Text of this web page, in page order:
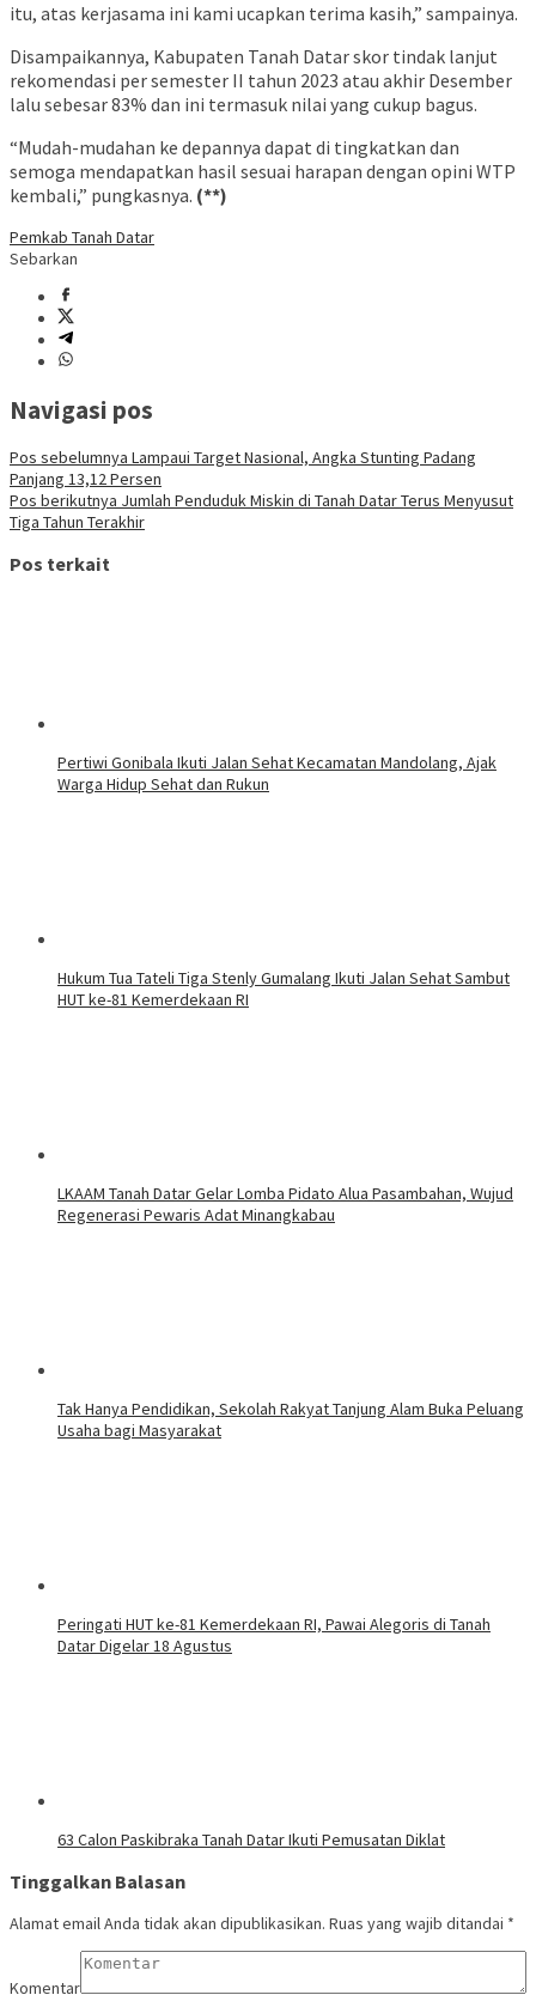
itu, atas kerjasama ini kami ucapkan terima kasih,” sampainya.
Disampaikannya, Kabupaten Tanah Datar skor tindak lanjut
rekomendasi per semester II tahun 2023 atau akhir Desember
lalu sebesar 83% dan ini termasuk nilai yang cukup bagus.
“Mudah-mudahan ke depannya dapat di tingkatkan dan
semoga mendapatkan hasil sesuai harapan dengan opini WTP
kembali,” pungkasnya. (**)
Pemkab Tanah Datar
Sebarkan
Navigasi pos
Pos sebelumnya Lampaui Target Nasional, Angka Stunting Padang
Panjang 13,12 Persen
Pos berikutnya Jumlah Penduduk Miskin di Tanah Datar Terus Menyusut
Tiga Tahun Terakhir
Pos terkait
Pertiwi Gonibala Ikuti Jalan Sehat Kecamatan Mandolang, Ajak
Warga Hidup Sehat dan Rukun
Hukum Tua Tateli Tiga Stenly Gumalang Ikuti Jalan Sehat Sambut
HUT ke-81 Kemerdekaan RI
LKAAM Tanah Datar Gelar Lomba Pidato Alua Pasambahan, Wujud
Regenerasi Pewaris Adat Minangkabau
Tak Hanya Pendidikan, Sekolah Rakyat Tanjung Alam Buka Peluang
Usaha bagi Masyarakat
Peringati HUT ke-81 Kemerdekaan RI, Pawai Alegoris di Tanah
Datar Digelar 18 Agustus
63 Calon Paskibraka Tanah Datar Ikuti Pemusatan Diklat
Tinggalkan Balasan
Alamat email Anda tidak akan dipublikasikan. Ruas yang wajib ditandai *
Komentar